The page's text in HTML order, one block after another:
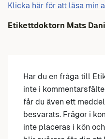
Klicka här för att läsa min
Etikettdoktorn Mats
Har du en fråga till
inte i
får du även ett
besvarats. Frågor i
inte placeras i kön